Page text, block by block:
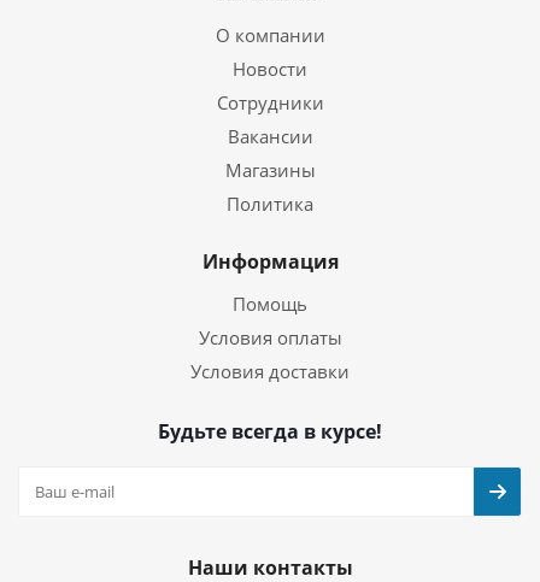
О компании
Новости
Сотрудники
Вакансии
Магазины
Политика
Информация
Помощь
Условия оплаты
Условия доставки
Будьте всегда в курсе!
Наши контакты